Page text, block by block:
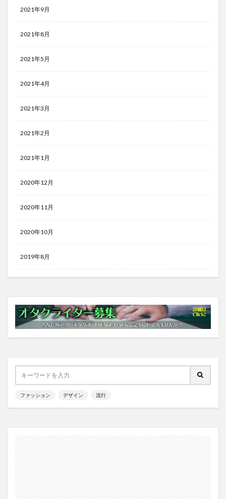
2021年9月
2021年8月
2021年5月
2021年4月
2021年3月
2021年2月
2021年1月
2020年12月
2020年11月
2020年10月
2019年8月
ファッション デザイン 流行